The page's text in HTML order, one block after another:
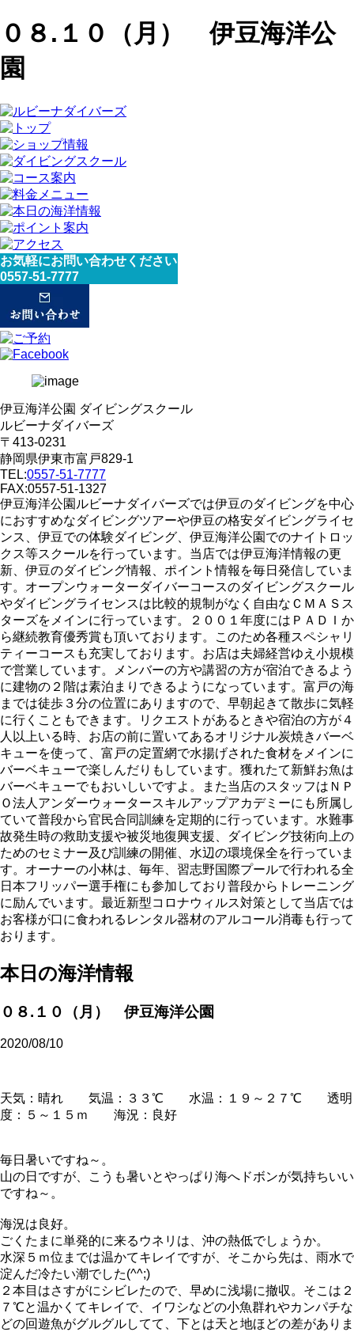
０８.１０（月） 伊豆海洋公
園
お気軽にお問い合わせください
0557-51-7777
伊豆海洋公園 ダイビングスクール
ルビーナダイバーズ
〒413-0231
静岡県伊東市富戸829-1
TEL:0557-51-7777
FAX:0557-51-1327
伊豆海洋公園ルビーナダイバーズでは伊豆のダイビングを中心
におすすめなダイビングツアーや伊豆の格安ダイビングライセ
ンス、伊豆での体験ダイビング、伊豆海洋公園でのナイトロッ
クス等スクールを行っています。当店では伊豆海洋情報の更
新、伊豆のダイビング情報、ポイント情報を毎日発信していま
す。オープンウォーターダイバーコースのダイビングスクール
やダイビングライセンスは比較的規制がなく自由なＣＭＡＳス
ターズをメインに行っています。２００１年度にはＰＡＤＩか
ら継続教育優秀賞も頂いております。このため各種スペシャリ
ティーコースも充実しております。お店は夫婦経営ゆえ小規模
で営業しています。メンバーの方や講習の方が宿泊できるよう
に建物の２階は素泊まりできるようになっています。富戸の海
までは徒歩３分の位置にありますので、早朝起きて散歩に気軽
に行くこともできます。リクエストがあるときや宿泊の方が４
人以上いる時、お店の前に置いてあるオリジナル炭焼きバーベ
キューを使って、富戸の定置網で水揚げされた食材をメインに
バーベキューで楽しんだりもしています。獲れたて新鮮お魚は
バーベキューでもおいしいですよ。また当店のスタッフはＮＰ
Ｏ法人アンダーウォータースキルアップアカデミーにも所属し
ていて普段から官民合同訓練を定期的に行っています。水難事
故発生時の救助支援や被災地復興支援、ダイビング技術向上の
ためのセミナー及び訓練の開催、水辺の環境保全を行っていま
す。オーナーの小林は、毎年、習志野国際プールで行われる全
日本フリッパー選手権にも参加しており普段からトレーニング
に励んでいます。最近新型コロナウィルス対策として当店では
お客様が口に食われるレンタル器材のアルコール消毒も行って
おります。
本日の海洋情報
０８.１０（月） 伊豆海洋公園
2020/08/10
天気：晴れ 気温：３３℃ 水温：１９～２７℃ 透明
度：５～１５ｍ 海況：良好
毎日暑いですね～。
山の日ですが、こうも暑いとやっぱり海へドボンが気持ちいい
ですね～。
海況は良好。
ごくたまに単発的に来るウネリは、沖の熱低でしょうか。
水深５ｍ位までは温かてキレイですが、そこから先は、雨水で
淀んだ冷たい潮でした(^^;)
２本目はさすがにシビレたので、早めに浅場に撤収。そこは２
７℃と温かくてキレイで、イワシなどの小魚群れやカンパチな
どの回遊魚がグルグルしてて、下とは天と地ほどの差がありま